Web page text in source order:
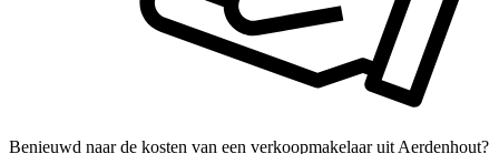
Benieuwd naar de kosten van een verkoopmakelaar uit Aerdenhout?